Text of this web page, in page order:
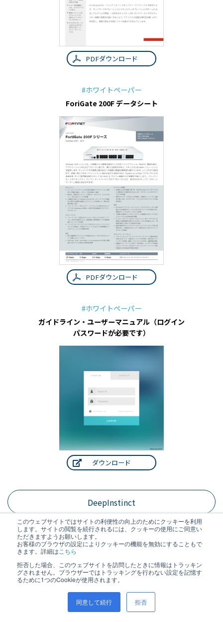
このウェブサイトではサイトの利便性の向上のためにクッキーを利用
します。サイトの閲覧を続行されるには、クッキーの使用にご同意い
ただきますようお願いします。
お客様のブラウザの設定によりクッキーの機能を無効にすることもで
きます。詳細は こちら
拒否した場合、このウェブサイトを訪問したときに情報はトラッキン
グされません。ブラウザーではトラッキングを行わない設定を記憶す
るために1つのCookieが使用されます。
同意して続行 拒否
PDFダウンロード
#ホワイトペーパー
ForiGate 200F データシート
PDFダウンロード
#ホワイトペーパー
ガイドライン・ユーザーマニュアル（ログイン
パスワードが必要です）
ダウンロード
DeepInstinct
#ホワイトペーパー
ディープラーニングによる「予防ファースト」で
あらゆるプラットフォームのデータを保護